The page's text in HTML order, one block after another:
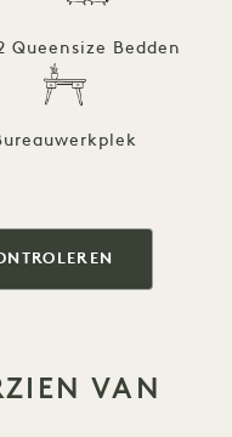
Queensize Bedden
VAN